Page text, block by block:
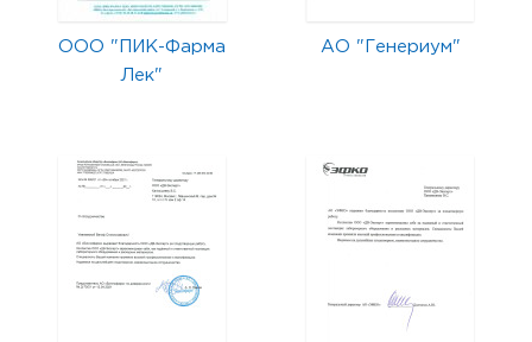
ООО "ПИК-Фарма
Лек"
АО "Генериум"